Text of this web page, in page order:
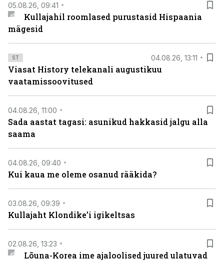
05.08.26, 09:41
Kullajahil roomlased purustasid Hispaania
mägesid
ST 04.08.26, 13:11
Viasat History telekanali augustikuu
vaatamissoovitused
04.08.26, 11:00
Sada aastat tagasi: asunikud hakkasid jalgu alla
saama
04.08.26, 09:40
Kui kaua me oleme osanud rääkida?
03.08.26, 09:39
Kullajaht Klondike’i igikeltsas
02.08.26, 13:23
Lõuna-Korea ime ajaloolised juured ulatuvad